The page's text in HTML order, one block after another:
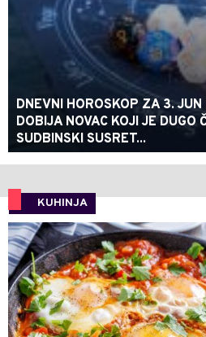
DNEVNI HOROSKOP ZA 3.
DOBIJA NOVAC KOJI JE DUGO
SUDBINSKI SUSRET...
KUHINJA